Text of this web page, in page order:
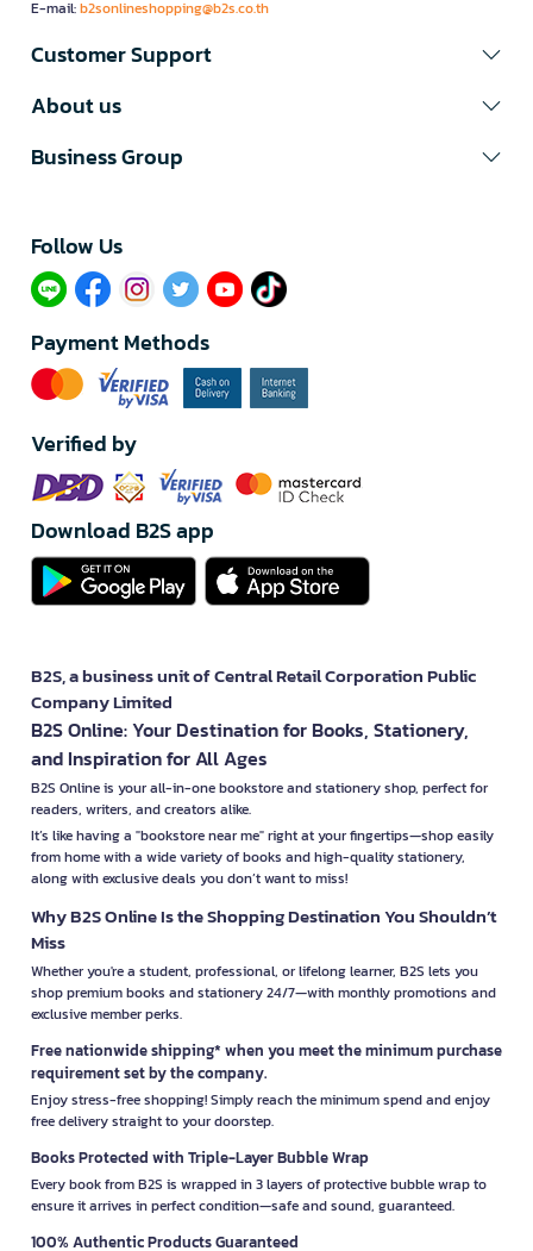
E-mail:b2sonlineshopping@b2s.co.th
Customer Support
About us
Business Group
Follow Us​
Payment Methods
Verified by
Download B2S app
B2S, a business unit of Central Retail Corporation Public
Company Limited
B2S Online: Your Destination for Books, Stationery,
and Inspiration for All Ages
B2S Online is your all-in-one bookstore and stationery shop, perfect for
readers, writers, and creators alike.
It’s like having a "bookstore near me" right at your fingertips—shop easily
from home with a wide variety of books and high-quality stationery,
along with exclusive deals you don’t want to miss!
Why B2S Online Is the Shopping Destination You Shouldn’t
Miss
Whether you're a student, professional, or lifelong learner, B2S lets you
shop premium books and stationery 24/7—with monthly promotions and
exclusive member perks.
Free nationwide shipping* when you meet the minimum purchase
requirement set by the company.
Enjoy stress-free shopping! Simply reach the minimum spend and enjoy
free delivery straight to your doorstep.
Books Protected with Triple-Layer Bubble Wrap
Every book from B2S is wrapped in 3 layers of protective bubble wrap to
ensure it arrives in perfect condition—safe and sound, guaranteed.
100% Authentic Products Guaranteed